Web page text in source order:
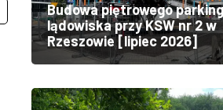
Budowa piętrowego
lądowiska przy KSW nr 2 w
Rzeszowie [lipiec 2026]